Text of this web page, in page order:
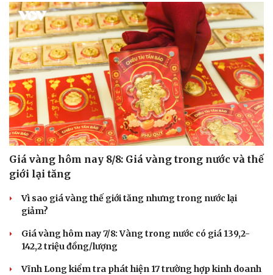
Giá vàng hôm nay 8/8: Giá vàng trong nước và thế
giới lại tăng
Vì sao giá vàng thế giới tăng nhưng trong nước lại
giảm?
Giá vàng hôm nay 7/8: Vàng trong nước có giá 139,2-
142,2 triệu đồng/lượng
Vĩnh Long kiểm tra phát hiện 17 trường hợp kinh doanh